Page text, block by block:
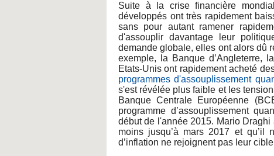
Suite à la crise financière
développés ont très rapidement
sans pour autant ramener
d'assouplir davantage leur
demande globale, elles ont alors dû
exemple, la Banque d’Angleterre,
Etats-Unis ont rapidement acheté
programmes d'assouplissement
s'est révélée plus faible et les
Banque Centrale Européenne
programme d’assouplissement
début de l'année 2015. Mario
moins jusqu’à mars 2017 et
d’inflation ne rejoignent pas leur